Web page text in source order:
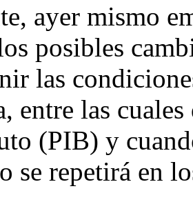
ayer mismo
posibles
las
entre las
(PIB) y
se repetirá en